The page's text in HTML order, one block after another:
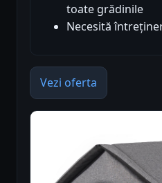
toate grădinile
Necesită
Vezi oferta